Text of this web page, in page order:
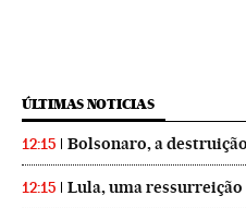
ÚLTIMAS NOTICIAS
12:15 Bolsonaro, a
12:15 Lula, uma ressurreição